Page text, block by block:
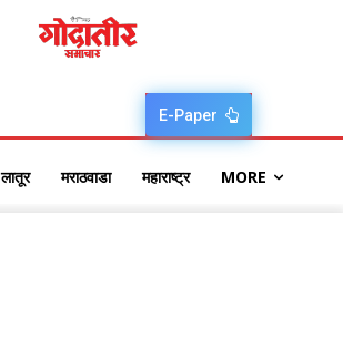
E-Paper
लातूर मराठवाडा महाराष्ट्र MORE